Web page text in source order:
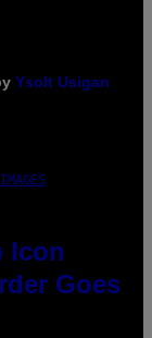
Ysolt Usigan
Icon
Goes